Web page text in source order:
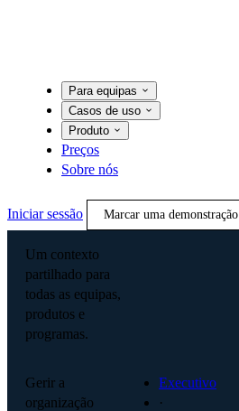
Para equipas
Casos de uso
Produto
Preços
Sobre nós
Iniciar sessão Marcar uma demonstração
Um contexto
partilhado para
todas as equipas,
produtos e
programas.
Gerir a
organização
Executivo
·